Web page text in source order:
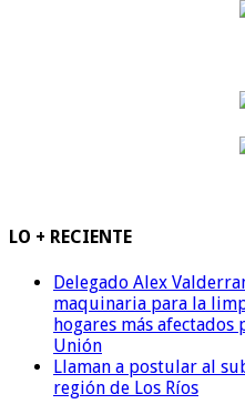
LO + RECIENTE
Delegado Alex
maquinaria para la
hogares más
Unión
Llaman a postular al
región de Los Ríos